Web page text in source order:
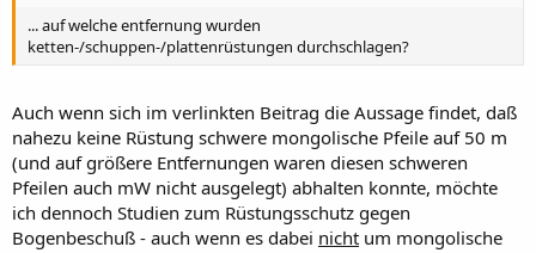
... auf welche entfernung wurden
ketten-/schuppen-/plattenrüstungen durchschlagen?
Auch wenn sich im verlinkten Beitrag die Aussage findet, daß
nahezu keine Rüstung schwere mongolische Pfeile auf 50 m
(und auf größere Entfernungen waren diesen schweren
Pfeilen auch mW nicht ausgelegt) abhalten konnte, möchte
ich dennoch Studien zum Rüstungsschutz gegen
Bogenbeschuß - auch wenn es dabei nicht um mongolische